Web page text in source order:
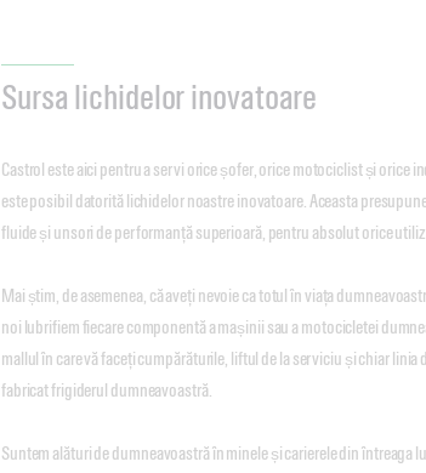
Sursa lichidelor inovatoare
Castrol este aici pentru a servi orice șofer, orice motociclist și orice
este posibil datorită lichidelor noastre inovatoare. Aceasta
fluide și unsori de performanță superioară, pentru absolut orice
Mai știm, de asemenea, că aveți nevoie ca totul în viața
noi lubrifiem fiecare componentă a mașinii sau a motocicletei
mallul în care vă faceți cumpărăturile, liftul de la serviciu și chiar linia
fabricat frigiderul dumneavoastră.
Suntem alături de dumneavoastră în minele și carierele din întreaga